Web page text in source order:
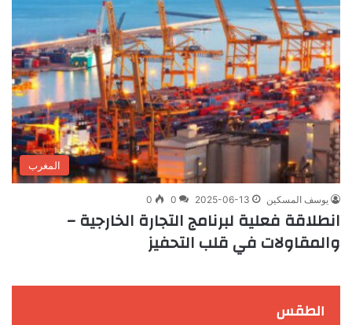
المغرب
يوسف المسكين 2025-06-13
0
0
انطلاقة فعلية لبرنامج التجارة الخارجية –
والمقاولات في قلب التحفيز
الطقس